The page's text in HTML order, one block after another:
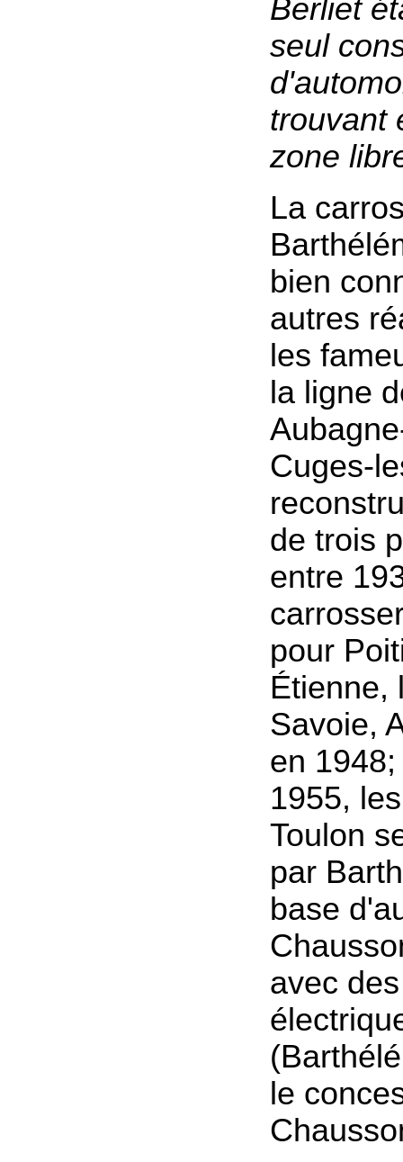
Berliet
seul
trouvant
zone
La
bien
autres
les
la ligne
Cuges-
de trois
entre
pour
Étienne,
Savoie,
en
1955,
Toulon
par
base
avec
le